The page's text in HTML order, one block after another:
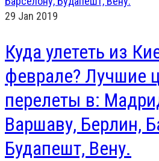
29 Jan 2019
Куда улететь из
феврале? Лучшие
перелеты в:
Варшаву, Берлин,
Будапешт, Вену.